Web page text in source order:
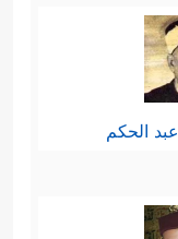
الحكم